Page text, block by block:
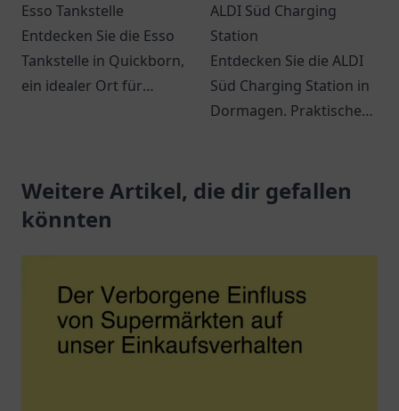
Esso Tankstelle
Entdecken Sie die Esso
Tankstelle in Quickborn,
ein idealer Ort für
erwartet Sie!
ALDI Süd Charging
Station
Entdecken Sie die ALDI
Süd Charging Station in
Dormagen. Praktische
ein modernes
Einkaufserlebnis
Weitere Artikel, die dir gefallen
könnten